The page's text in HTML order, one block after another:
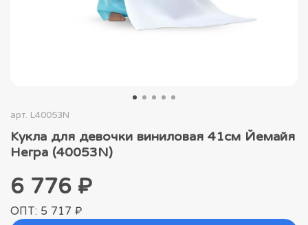
арт. L40053N
Кукла для девочки виниловая 41см Йемайя
Негра (40053N)
6 776 ₽
ОПТ: 5 717 ₽